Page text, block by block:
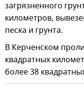
загрязненного
километров,
песка и грунта.
В Керченском
квадратных
более 38